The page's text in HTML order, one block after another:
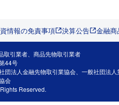
情報の免責事項 決算公告 金融
取引業者、商品先物取引業者
44号
団法人金融先物取引業協会、一般社団法
会
Reserved.